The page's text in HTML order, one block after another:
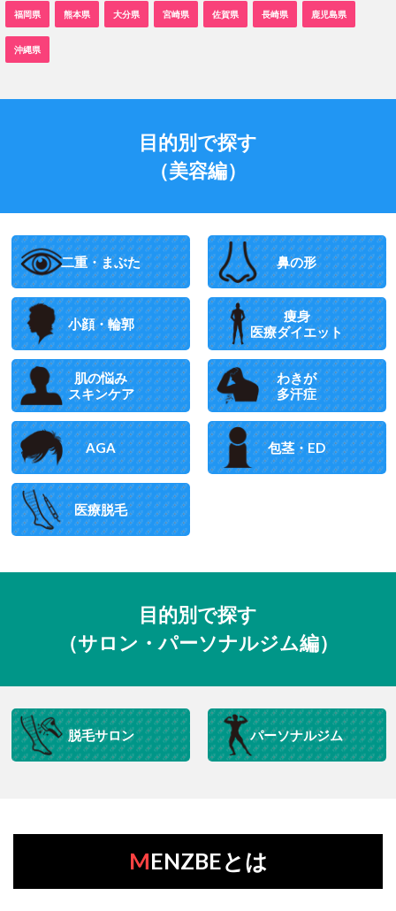
福岡県 熊本県 大分県 宮崎県 佐賀県 長崎県 鹿児島県
沖縄県
目的別で探す
（美容編）
二重・まぶた 鼻の形
小顔・輪郭
痩身
医療ダイエット
肌の悩み
スキンケア
わきが
多汗症
AGA 包茎・ED
医療脱毛
目的別で探す
（サロン・パーソナルジム編）
脱毛サロン パーソナルジム
MENZBEとは